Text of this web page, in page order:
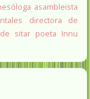
asambleista
directora de
sitar poeta Innu